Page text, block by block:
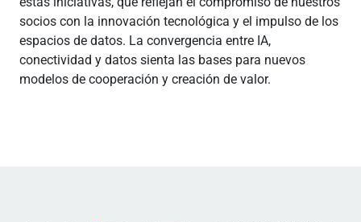
socios con la innovación tecnológica y el impulso de los
espacios de datos. La convergencia entre IA,
conectividad y datos sienta las bases para nuevos
modelos de cooperación y creación de valor.